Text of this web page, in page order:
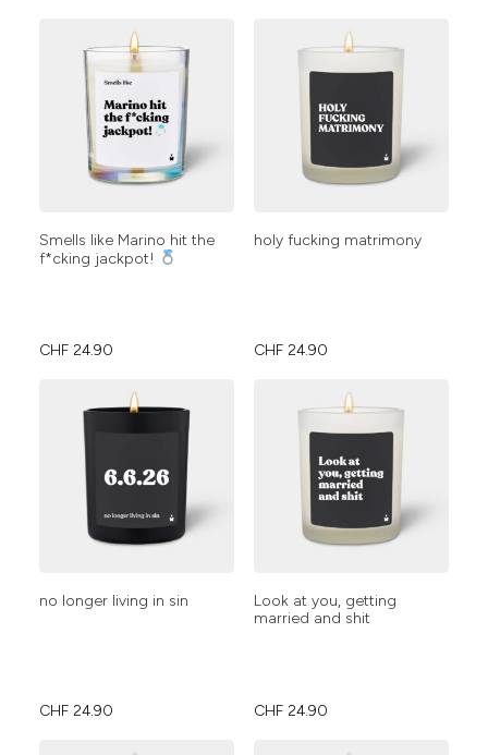
Smells like Marino hit the
f*cking jackpot!
CHF 24.90
holy fucking matrimony
CHF 24.90
no longer living in sin
CHF 24.90
Look at you, getting
married and shit
CHF 24.90